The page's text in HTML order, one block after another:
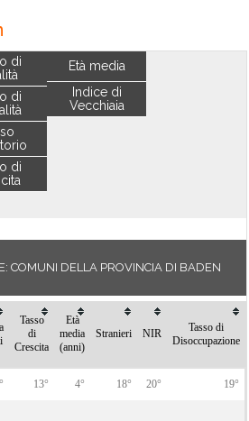
di
di
di
Età media
Indice di
Vecchiaia
COMUNI DELLA PROVINCIA DI BADEN
Tasso
di
Crescita
Età
media
(anni)
Stranieri NIR
Tasso di
Disoccupazione
13° 4° 18° 20° 19°